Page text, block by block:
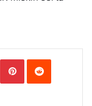
PinterestReddit